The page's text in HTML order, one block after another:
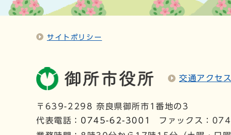
サイトポリシー
交通アクセス
〒639-2298 奈良県御所市1番地の3
代表電話： 0745-62-3001
ファックス：